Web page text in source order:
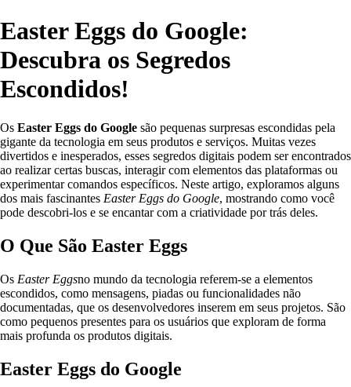
Easter Eggs do Google:
Descubra os Segredos
Escondidos!
Os Easter Eggs do Google são pequenas surpresas escondidas pela
gigante da tecnologia em seus produtos e serviços. Muitas vezes
divertidos e inesperados, esses segredos digitais podem ser encontrados
ao realizar certas buscas, interagir com elementos das plataformas ou
experimentar comandos específicos. Neste artigo, exploramos alguns
dos mais fascinantes Easter Eggs do Google, mostrando como você
pode descobri-los e se encantar com a criatividade por trás deles.
O Que São Easter Eggs
Os Easter Eggsno mundo da tecnologia referem-se a elementos
escondidos, como mensagens, piadas ou funcionalidades não
documentadas, que os desenvolvedores inserem em seus projetos. São
como pequenos presentes para os usuários que exploram de forma
mais profunda os produtos digitais.
Easter Eggs do Google